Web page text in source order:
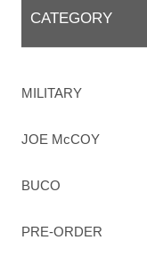
CATEGORY
MILITARY
JOE McCOY
BUCO
PRE-ORDER